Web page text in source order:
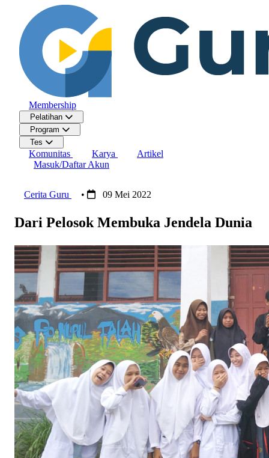
Membership
Pelatihan
Program
Tes
Komunitas Karya
Artikel
Masuk/Daftar Akun
Cerita Guru • 09 Mei 2022
Dari Pelosok Membuka Jendela Dunia